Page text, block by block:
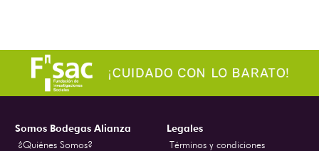
Somos Bodegas Alianza
¿Quiénes Somos?
Legales
Términos y condiciones